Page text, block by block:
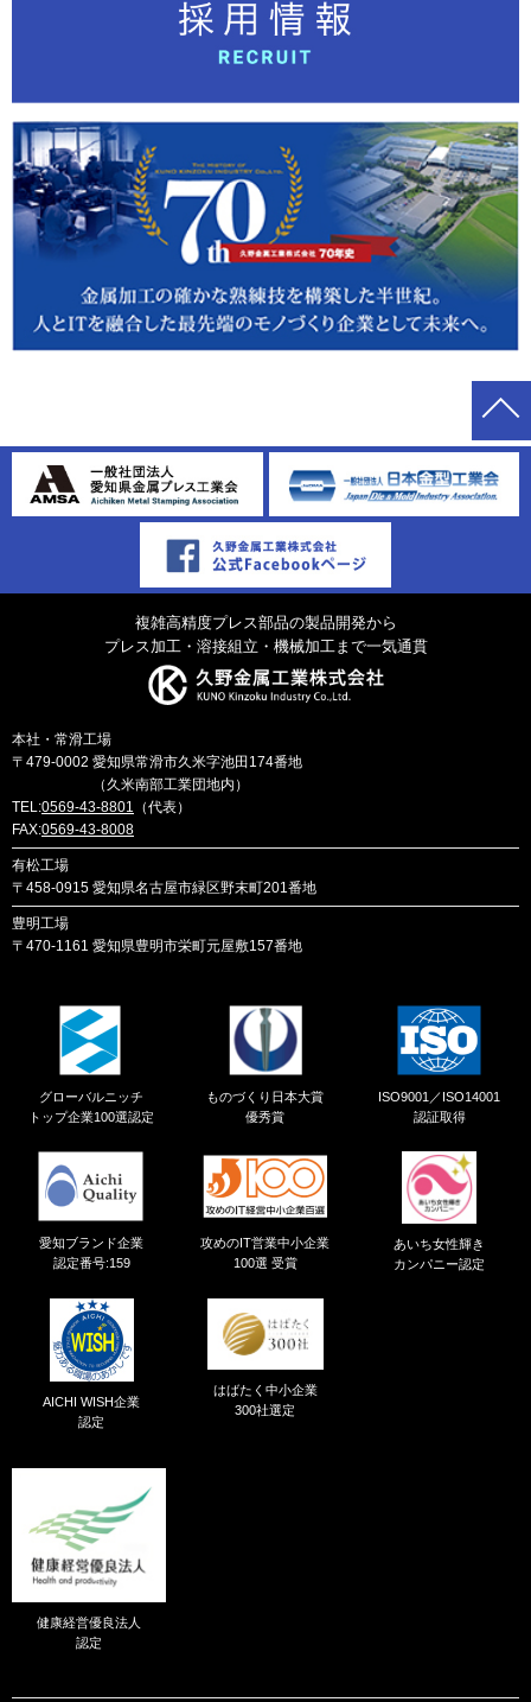
複雑高精度プレス部品の製品開発から
プレス加工・溶接組立・機械加工まで一気通貫
本社・常滑工場
〒479-0002 愛知県常滑市久米字池田174番地
（久米南部工業団地内）
TEL:0569-43-8801
（代表）
FAX:0569-43-8008
有松工場
〒458-0915 愛知県名古屋市緑区野末町201番地
豊明工場
〒470-1161 愛知県豊明市栄町元屋敷157番地
グローバルニッチ
トップ企業100選認定
ものづくり日本大賞
優秀賞
ISO9001／ISO14001
認証取得
愛知ブランド企業
認定番号:159
攻めのIT営業中小企業
100選 受賞
あいち女性輝き
カンパニー認定
AICHI WISH企業
認定
はばたく中小企業
300社選定
健康経営優良法人
認定